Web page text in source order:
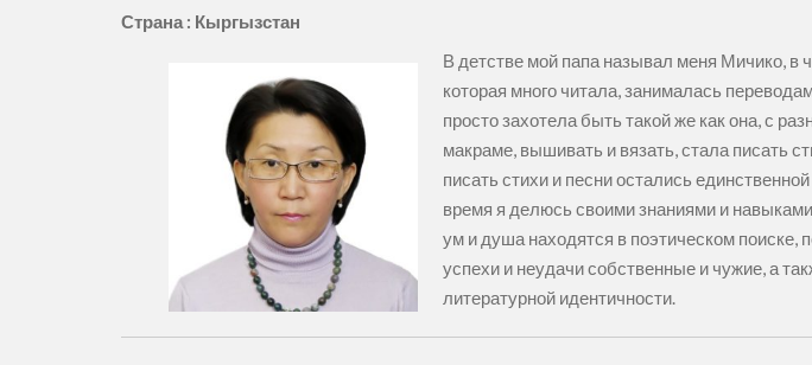
Страна : Кыргызстан
В детстве мой папа называл меня Мичико, в
которая много читала, занималась
просто захотела быть такой же как она, с
макраме, вышивать и вязать, стала писать
писать стихи и песни остались
время я делюсь своими знаниями и
ум и душа находятся в поэтическом поиске,
успехи и неудачи собственные и чужие, а
литературной идентичности.